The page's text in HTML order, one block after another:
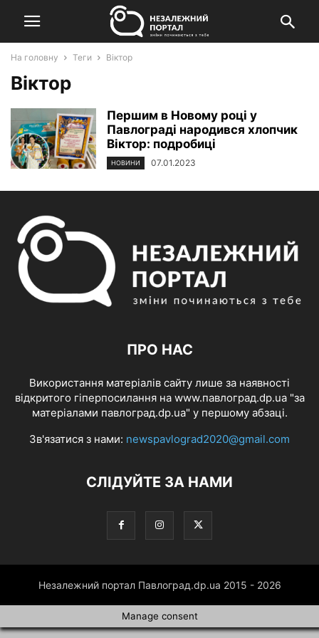
На головну Теги Віктор
Віктор
Першим в Новому році у
Павлограді народився хлопчик
Віктор: подробиці
НОВИНИ 07.01.2023
ПРО НАС
Використання матеріалів сайту лише за наявності
відкритого гіперпосилання на www.павлоград.dp.ua "за
матеріалами павлоград.dp.ua" у першому абзаці.
Зв'язатися з нами: newspavlograd2020@gmail.com
СЛІДУЙТЕ ЗА НАМИ
Незалежний портал Павлоград.dp.ua 2015 - 2026
Manage consent